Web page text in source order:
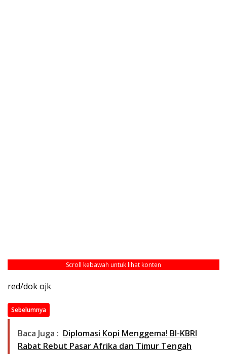
Scroll kebawah untuk lihat konten
red/dok ojk
Sebelumnya
Baca Juga : Diplomasi Kopi Menggema! BI-KBRI
Rabat Rebut Pasar Afrika dan Timur Tengah